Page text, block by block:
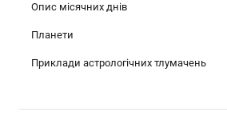
Опис місячних днів
Планети
Приклади астрологічних тлумачень